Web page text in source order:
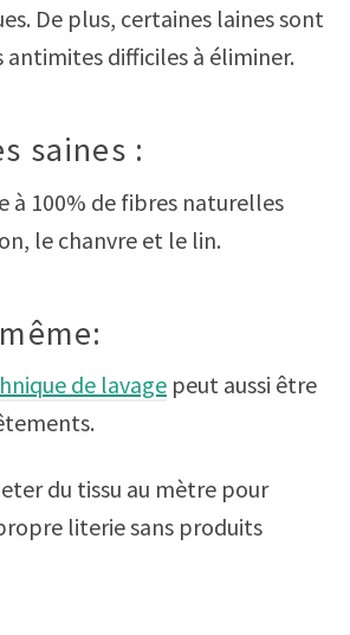
De plus, certaines laines sont
antimites difficiles à éliminer.
saines :
à 100% de fibres naturelles
le chanvre et le lin.
de lavage peut aussi être
du tissu au mètre pour
literie sans produits